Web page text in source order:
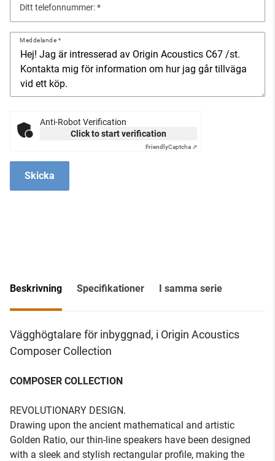
Ditt telefonnummer:
Meddelande
Anti-Robot Verification
Click to start verification
FriendlyCaptcha ⇗
Skicka
Beskrivning Specifikationer I samma serie
Vägghögtalare för inbyggnad, i Origin Acoustics
Composer Collection
COMPOSER COLLECTION
REVOLUTIONARY DESIGN.
Drawing upon the ancient mathematical and artistic
Golden Ratio, our thin-line speakers have been designed
with a sleek and stylish rectangular profile, making the